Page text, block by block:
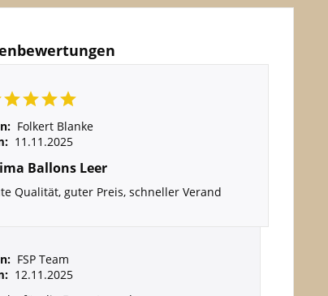
Folkert Blanke
11.11.2025
Ballons Leer
Qualität, guter Preis, schneller Verand
FSP Team
12.11.2025